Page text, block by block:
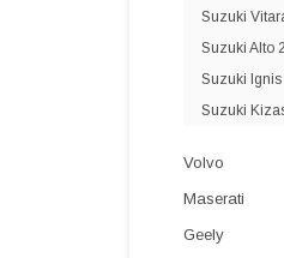
Suzuki
Suzuki Alto
Suzuki Ignis
Suzuki
Volvo
Maserati
Geely